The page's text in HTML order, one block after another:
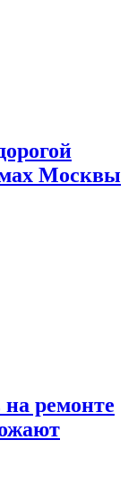
Москвы
на ремонте